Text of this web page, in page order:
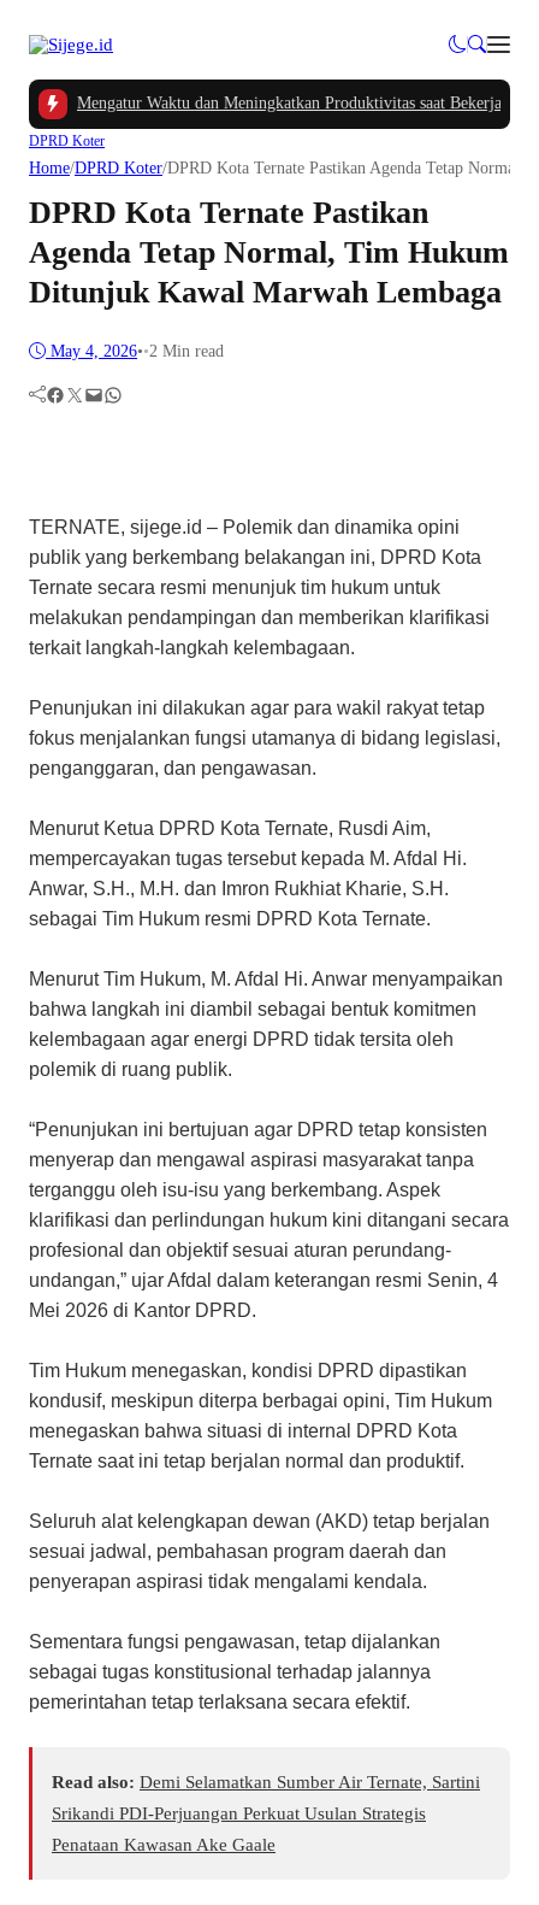
Mengatur Waktu dan Meningkatkan Produktivitas saat Bekerja dari
DPRD Koter
Home/DPRD Koter/DPRD Kota Ternate Pastikan Agenda Tetap
DPRD Kota Ternate Pastikan
Agenda Tetap Normal, Tim Hukum
Ditunjuk Kawal Marwah Lembaga
May 4, 2026••2 Min read
Facebook Twitter Mail WhatsApp
TERNATE, sijege.id – Polemik dan dinamika opini
publik yang berkembang belakangan ini, DPRD Kota
Ternate secara resmi menunjuk tim hukum untuk
melakukan pendampingan dan memberikan klarifikasi
terkait langkah-langkah kelembagaan.
Penunjukan ini dilakukan agar para wakil rakyat tetap
fokus menjalankan fungsi utamanya di bidang legislasi,
penganggaran, dan pengawasan.
Menurut Ketua DPRD Kota Ternate, Rusdi Aim,
mempercayakan tugas tersebut kepada M. Afdal Hi.
Anwar, S.H., M.H. dan Imron Rukhiat Kharie, S.H.
sebagai Tim Hukum resmi DPRD Kota Ternate.
​Menurut Tim Hukum, M. Afdal Hi. Anwar menyampaikan
bahwa langkah ini diambil sebagai bentuk komitmen
kelembagaan agar energi DPRD tidak tersita oleh
polemik di ruang publik.
“Penunjukan ini bertujuan agar DPRD tetap konsisten
menyerap dan mengawal aspirasi masyarakat tanpa
terganggu oleh isu-isu yang berkembang. Aspek
klarifikasi dan perlindungan hukum kini ditangani secara
profesional dan objektif sesuai aturan perundang-
undangan,” ujar Afdal dalam keterangan resmi Senin, 4
Mei 2026 di Kantor DPRD.
​Tim Hukum menegaskan, kondisi DPRD dipastikan
kondusif, meskipun diterpa berbagai opini, Tim Hukum
menegaskan bahwa situasi di internal DPRD Kota
Ternate saat ini tetap berjalan normal dan produktif.
​Seluruh alat kelengkapan dewan (AKD) tetap berjalan
sesuai jadwal, pembahasan program daerah dan
penyerapan aspirasi tidak mengalami kendala.
Sementara fungsi pengawasan, tetap dijalankan
sebagai tugas konstitusional terhadap jalannya
pemerintahan tetap terlaksana secara efektif.
Read also: Demi Selamatkan Sumber Air Ternate, Sartini
Srikandi PDI-Perjuangan Perkuat Usulan Strategis
Penataan Kawasan Ake Gaale